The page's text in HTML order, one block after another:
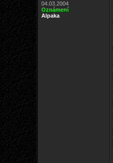
04.03.2004
Oznámení
Alpaka